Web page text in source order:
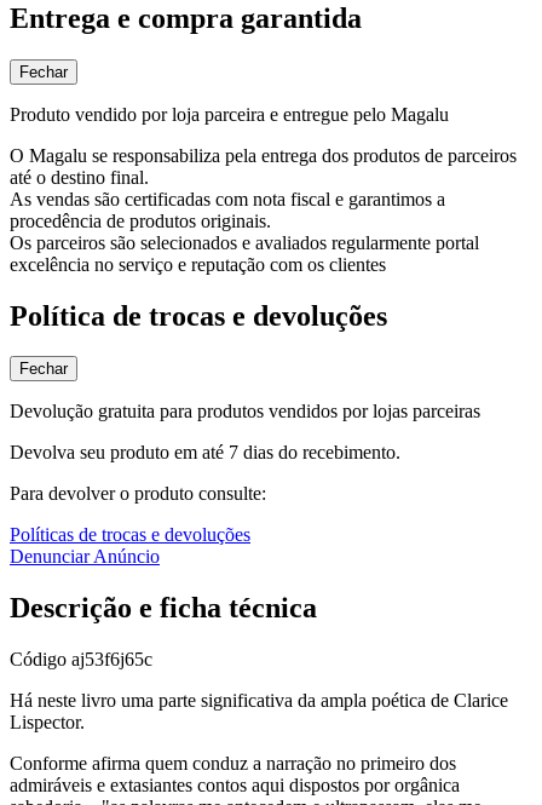
Entrega e compra garantida
Fechar
Produto vendido por loja parceira e entregue pelo Magalu
O Magalu se responsabiliza pela entrega dos produtos de parceiros
até o destino final.
As vendas são certificadas com nota fiscal e garantimos a
procedência de produtos originais.
Os parceiros são selecionados e avaliados regularmente portal
excelência no serviço e reputação com os clientes
Política de trocas e devoluções
Fechar
Devolução gratuita para produtos vendidos por lojas parceiras
Devolva seu produto em até 7 dias do recebimento.
Para devolver o produto consulte:
Políticas de trocas e devoluções
Denunciar Anúncio
Descrição e ficha técnica
Código aj53f6j65c
Há neste livro uma parte significativa da ampla poética de Clarice
Lispector.
Conforme afirma quem conduz a narração no primeiro dos
admiráveis e extasiantes contos aqui dispostos por orgânica